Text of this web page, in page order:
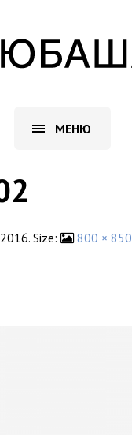
МЕНЮ
. Size: 800 × 850